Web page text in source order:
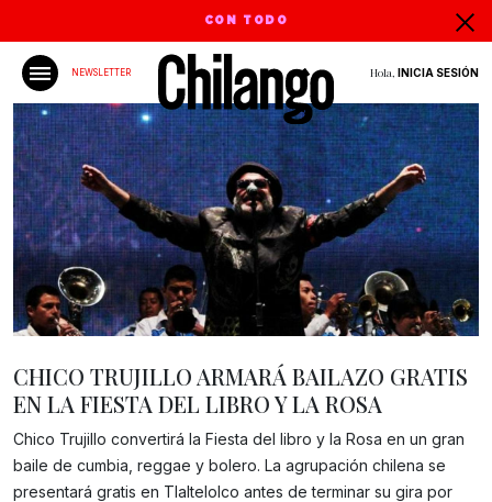
CON TODO
NEWSLETTER Hola, INICIA SESIÓN
Gracias!
CHICO TRUJILLO ARMARÁ BAILAZO GRATIS
EN LA FIESTA DEL LIBRO Y LA ROSA
Chico Trujillo convertirá la Fiesta del libro y la Rosa en un gran
baile de cumbia, reggae y bolero. La agrupación chilena se
presentará gratis en Tlaltelolco antes de terminar su gira por